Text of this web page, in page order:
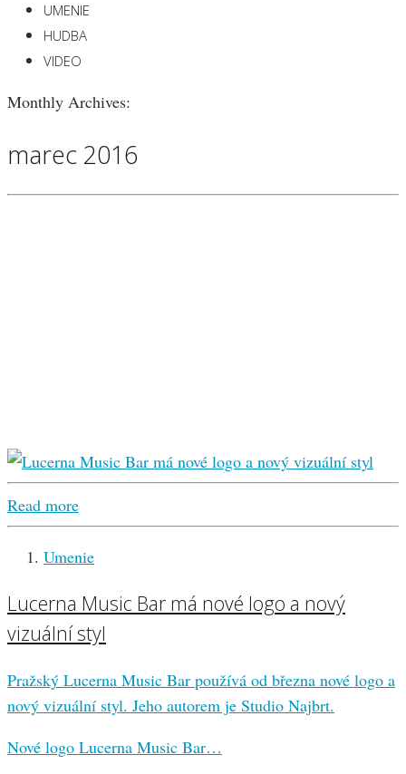
UMENIE
HUDBA
VIDEO
Monthly Archives:
marec 2016
Read more
Umenie
Lucerna Music Bar má nové logo a nový
vizuální styl
Pražský Lucerna Music Bar používá od března nové logo a
nový vizuální styl. Jeho autorem je Studio Najbrt.
Nové logo Lucerna Music Bar…